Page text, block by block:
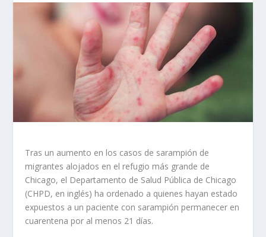
Tras un aumento en los casos de sarampión de
migrantes alojados en el refugio más grande de
Chicago, el Departamento de Salud Pública de Chicago
(CHPD, en inglés) ha ordenado a quienes hayan estado
expuestos a un paciente con sarampión permanecer en
cuarentena por al menos 21 días.